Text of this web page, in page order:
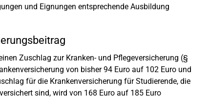
und Eignungen entsprechende Ausbildung
Zuschlag zur Kranken- und Pflegeversicherung (§
von bisher 94 Euro auf 102 Euro und
für die Krankenversicherung für Studierende, die
sind, wird von 168 Euro auf 185 Euro